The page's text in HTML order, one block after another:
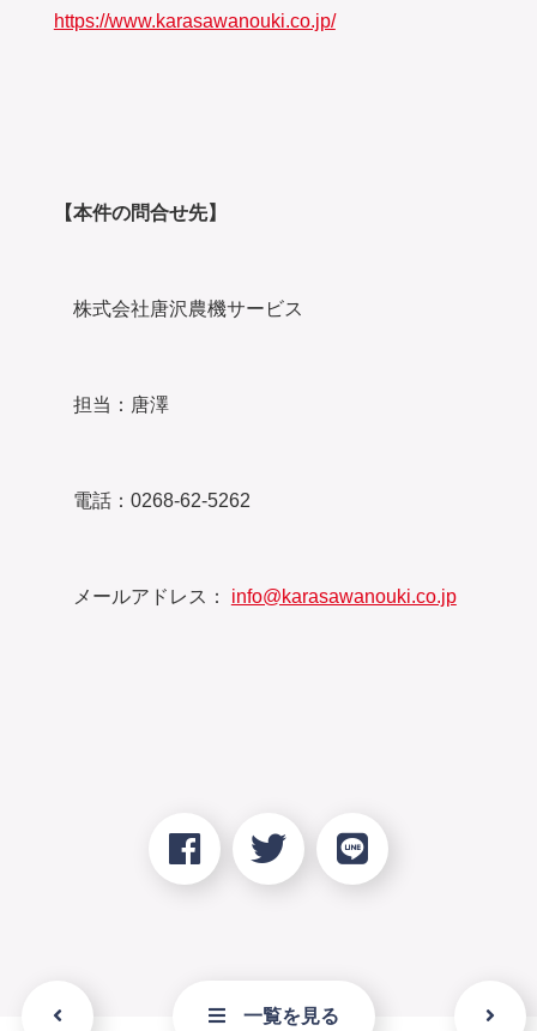
https://www.karasawanouki.co.jp/
【本件の問合せ先】
株式会社唐沢農機サービス
担当：唐澤
電話：0268-62-5262
メールアドレス： info@karasawanouki.co.jp
一覧を見る